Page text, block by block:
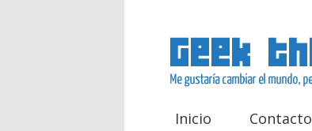
Inicio Contacto